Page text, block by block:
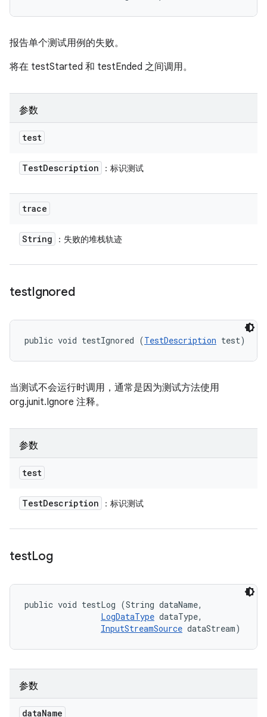
报告单个测试用例的失败。
将在 testStarted 和 testEnded 之间调用。
参数
test
TestDescription ：标识测试
trace
String ：失败的堆栈轨迹
testIgnored
public void testIgnored (TestDescription test)
当测试不会运行时调用，通常是因为测试方法使用
org.junit.Ignore 注释。
参数
test
TestDescription ：标识测试
testLog
public void testLog (String dataName,
LogDataType dataType,
InputStreamSource dataStream)
参数
dataName